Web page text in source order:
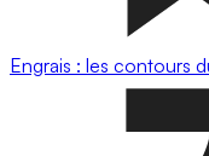
Engrais : les contours